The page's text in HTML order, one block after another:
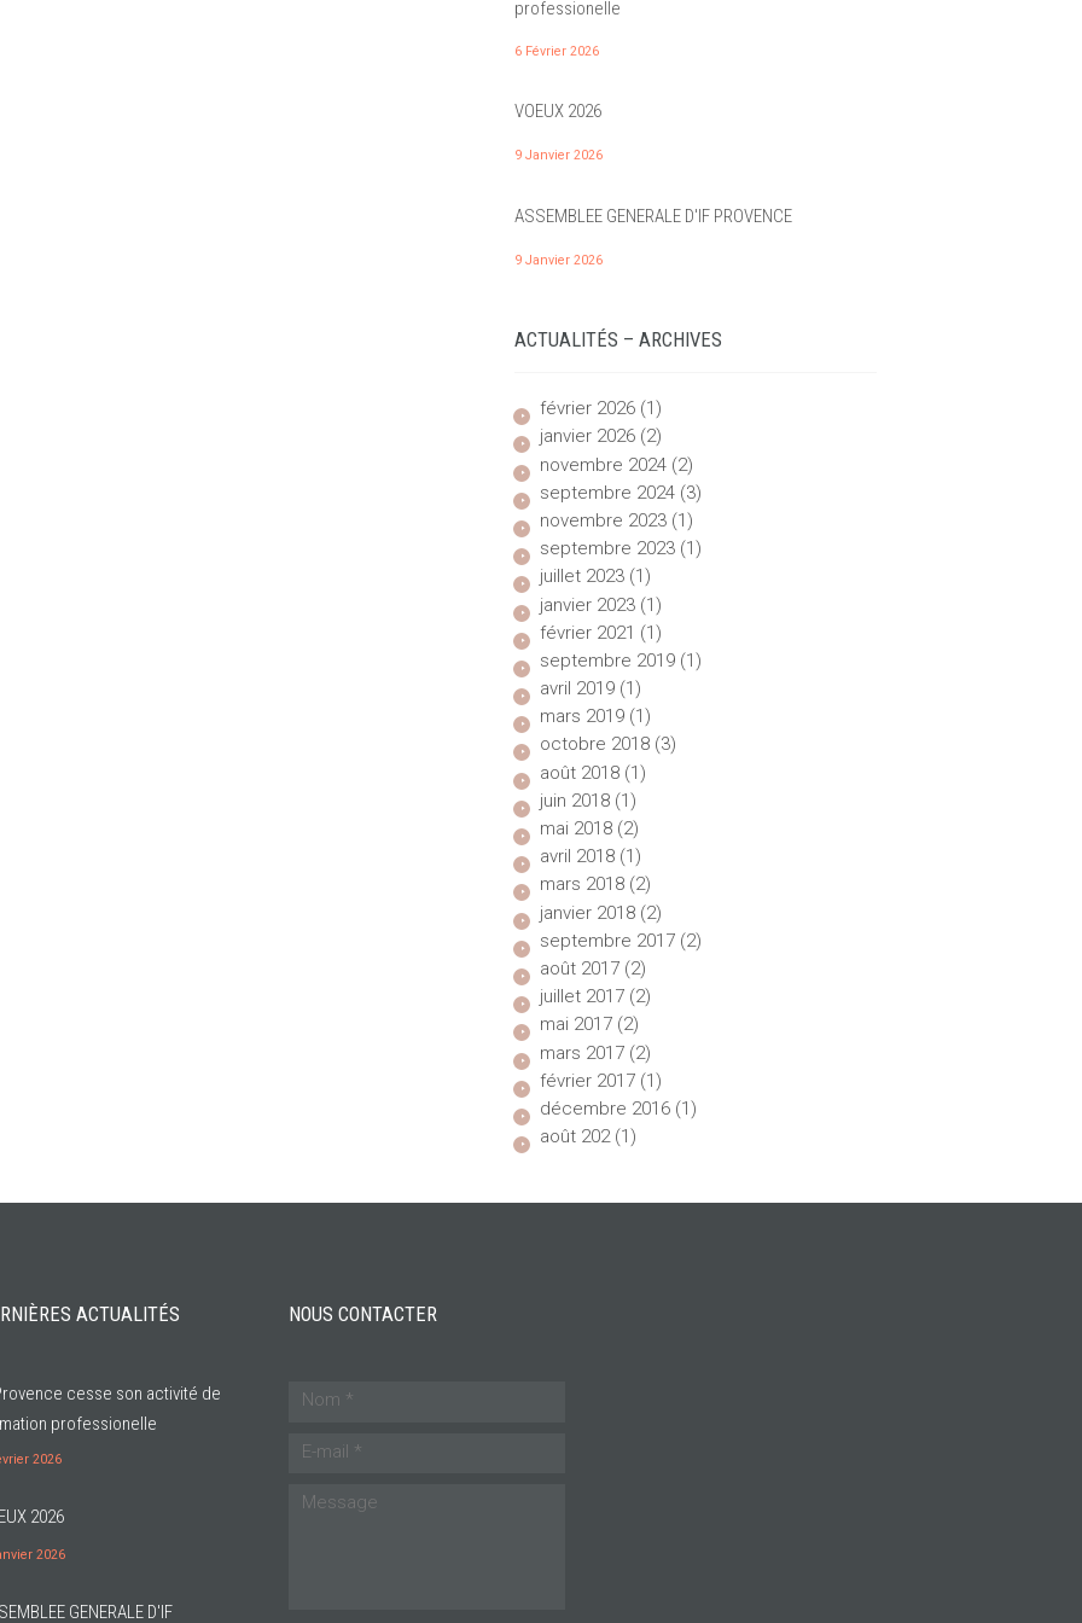
professionelle
6 Février 2026
VOEUX 2026
9 Janvier 2026
ASSEMBLEE GENERALE D'IF PROVENCE
9 Janvier 2026
ACTUALITÉS – ARCHIVES
février 2026 (1)
janvier 2026 (2)
novembre 2024 (2)
septembre 2024 (3)
novembre 2023 (1)
septembre 2023 (1)
juillet 2023 (1)
janvier 2023 (1)
février 2021 (1)
septembre 2019 (1)
avril 2019 (1)
mars 2019 (1)
octobre 2018 (3)
août 2018 (1)
juin 2018 (1)
mai 2018 (2)
avril 2018 (1)
mars 2018 (2)
janvier 2018 (2)
septembre 2017 (2)
août 2017 (2)
juillet 2017 (2)
mai 2017 (2)
mars 2017 (2)
février 2017 (1)
décembre 2016 (1)
août 202(1)
ACTUALITÉS
cesse son activité de
professionelle
2026
2026
2026
GENERALE D'IF
NOUS CONTACTER